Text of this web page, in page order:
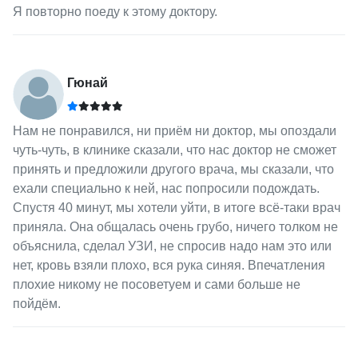
Я повторно поеду к этому доктору.
Гюнай
Нам не понравился, ни приём ни доктор, мы опоздали
чуть-чуть, в клинике сказали, что нас доктор не сможет
принять и предложили другого врача, мы сказали, что
ехали специально к ней, нас попросили подождать.
Спустя 40 минут, мы хотели уйти, в итоге всё-таки врач
приняла. Она общалась очень грубо, ничего толком не
объяснила, сделал УЗИ, не спросив надо нам это или
нет, кровь взяли плохо, вся рука синяя. Впечатления
плохие никому не посоветуем и сами больше не
пойдём.